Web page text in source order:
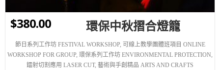
$380.00 環保中秋摺合燈籠
節日系列工作坊 FESTIVAL WORKSHOP, 可線上教學團體班項目 ONLINE
WORKSHOP FOR GROUP, 環保系列工作坊 ENVIRONMENTAL PROTECTION,
鐳射切割應用 LASER CUT, 藝術與手創精品 ARTS AND CRAFTS